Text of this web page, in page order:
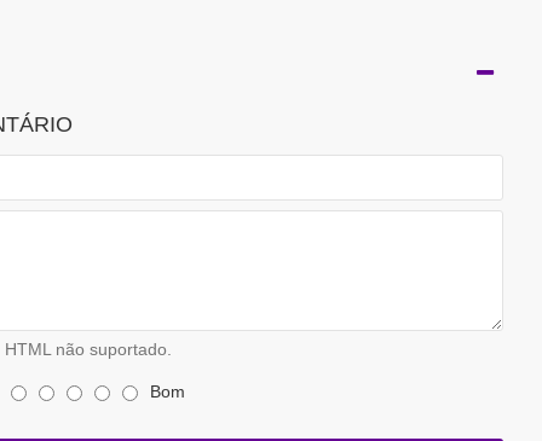
HTML não suportado.
Bom